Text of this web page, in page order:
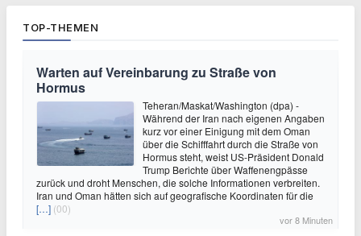
TOP-THEMEN
Warten auf Vereinbarung zu Straße von
Hormus
Teheran/Maskat/Washington (dpa) -
Während der Iran nach eigenen Angaben
kurz vor einer Einigung mit dem Oman
über die Schifffahrt durch die Straße von
Hormus steht, weist US-Präsident Donald
Trump Berichte über Waffenengpässe
zurück und droht Menschen, die solche Informationen verbreiten.
Iran und Oman hätten sich auf geografische Koordinaten für die
[…] (00)
vor 8 Minuten